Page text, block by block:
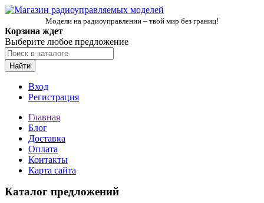
Модели на радиоуправлении – твой мир без границ!
Корзина ждет
Выберите любое предложение
Найти
Вход
Регистрация
Главная
Блог
Доставка
Оплата
Контакты
Карта сайта
Каталог предложений